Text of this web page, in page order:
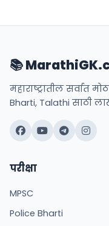
📚
महाराष्ट्रातील सर्वात
Bharti, Talathi साठी
परीक्षा
MPSC
Police Bharti